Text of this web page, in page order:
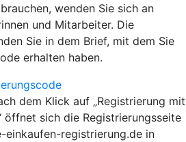
wenden Sie sich an
und Mitarbeiter. Die
Sie in dem Brief, mit dem Sie
erhalten haben.
dem Klick auf „Registrierung mit
öffnet sich die Registrierungsseite
einkaufen-registrierung.de in